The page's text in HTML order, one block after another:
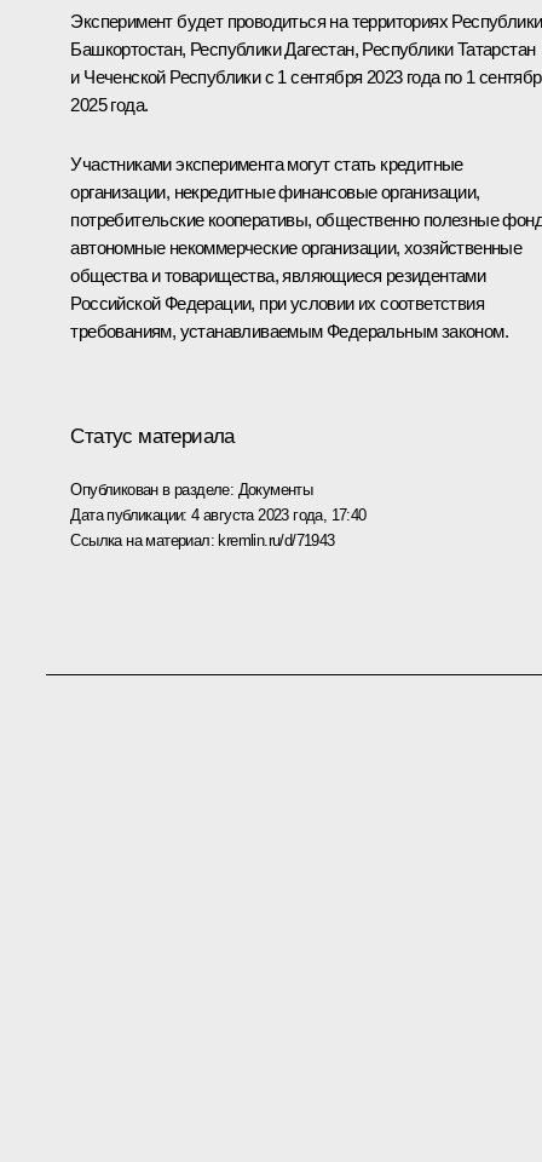
Эксперимент будет проводиться на территориях Республики
Башкортостан, Республики Дагестан, Республики Татарстан
и Чеченской Республики с 1 сентября 2023 года по 1
2025 года.
Участниками эксперимента могут стать кредитные
организации, некредитные финансовые организации,
потребительские кооперативы, общественно полезные
автономные некоммерческие организации, хозяйственные
общества и товарищества, являющиеся резидентами
Российской Федерации, при условии их соответствия
требованиям, устанавливаемым Федеральным законом.
Статус материала
Опубликован в разделе: Документы
Дата публикации:4 августа 2023 года, 17:40
Ссылка на материал: kremlin.ru/d/71943